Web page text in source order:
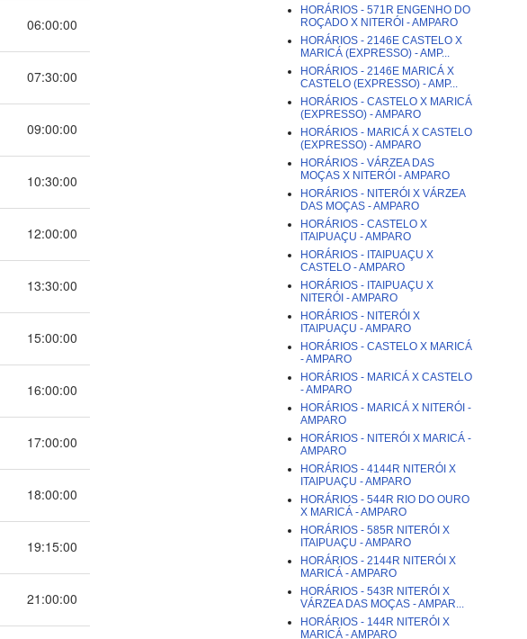
06:00:00
07:30:00
09:00:00
10:30:00
12:00:00
13:30:00
15:00:00
16:00:00
17:00:00
18:00:00
19:15:00
21:00:00
HORÁRIOS - 571R ENGENHO DO
ROÇADO X NITERÓI - AMPARO
HORÁRIOS - 2146E CASTELO X
MARICÁ (EXPRESSO) - AMP...
HORÁRIOS - 2146E MARICÁ X
CASTELO (EXPRESSO) - AMP...
HORÁRIOS - CASTELO X MARICÁ
(EXPRESSO) - AMPARO
HORÁRIOS - MARICÁ X CASTELO
(EXPRESSO) - AMPARO
HORÁRIOS - VÁRZEA DAS
MOÇAS X NITERÓI - AMPARO
HORÁRIOS - NITERÓI X VÁRZEA
DAS MOÇAS - AMPARO
HORÁRIOS - CASTELO X
ITAIPUAÇU - AMPARO
HORÁRIOS - ITAIPUAÇU X
CASTELO - AMPARO
HORÁRIOS - ITAIPUAÇU X
NITERÓI - AMPARO
HORÁRIOS - NITERÓI X
ITAIPUAÇU - AMPARO
HORÁRIOS - CASTELO X MARICÁ
- AMPARO
HORÁRIOS - MARICÁ X CASTELO
- AMPARO
HORÁRIOS - MARICÁ X NITERÓI -
AMPARO
HORÁRIOS - NITERÓI X MARICÁ -
AMPARO
HORÁRIOS - 4144R NITERÓI X
ITAIPUAÇU - AMPARO
HORÁRIOS - 544R RIO DO OURO
X MARICÁ - AMPARO
HORÁRIOS - 585R NITERÓI X
ITAIPUAÇU - AMPARO
HORÁRIOS - 2144R NITERÓI X
MARICÁ - AMPARO
HORÁRIOS - 543R NITERÓI X
VÁRZEA DAS MOÇAS - AMPAR...
HORÁRIOS - 144R NITERÓI X
MARICÁ - AMPARO